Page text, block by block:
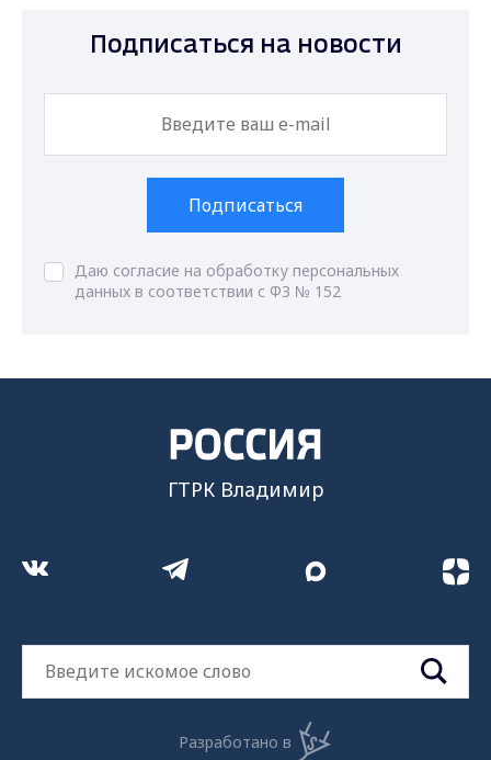
Подписаться на новости
Подписаться
Даю согласие на обработку персональных
данных в соответствии с ФЗ № 152
ГТРК Владимир
Разработано в